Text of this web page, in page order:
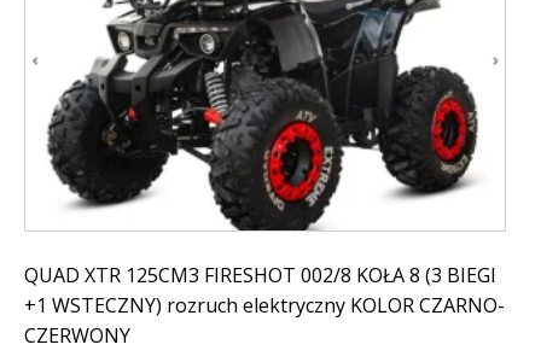
QUAD XTR 125CM3 FIRESHOT 002/8 KOŁA 8 (3 BIEGI
+1 WSTECZNY) rozruch elektryczny KOLOR CZARNO-
CZERWONY